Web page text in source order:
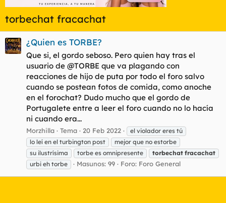
torbechat fracachat
¿Quien es TORBE?
Que si, el gordo seboso. Pero quien hay tras el
usuario de @TORBE que va plagando con
reacciones de hijo de puta por todo el foro salvo
cuando se postean fotos de comida, como anoche
en el forochat? Dudo mucho que el gordo de
Portugalete entre a leer el foro cuando no lo hacía
ni cuando era...
Morzhilla Tema 20 Feb 2022
el violador eres tú
lo leí en el turbington post
mejor que no estorbe
su ilustrísima
torbe es omnipresente torbechat fracachat
urbi eh torbe
Masunos: 99 Foro: Foro General